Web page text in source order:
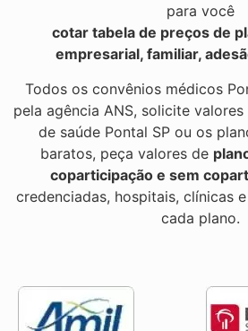
para você
cotar tabela de preços de
empresarial, familiar,
Todos os convênios médicos
pela agência ANS, solicite
de saúde Pontal SP ou os
baratos, peça valores de
coparticipação e sem
credenciadas, hospitais, clínicas
cada plano.